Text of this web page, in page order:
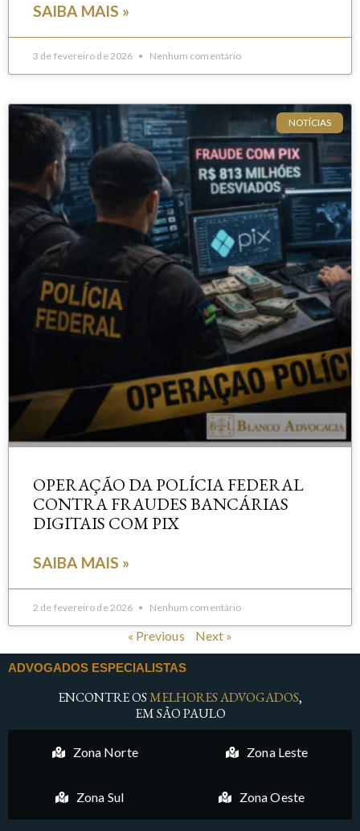
SAIBA MAIS »
3 de fevereiro de 2026 Nenhum comentário
NOTÍCIAS
OPERAÇÃO DA POLÍCIA FEDERAL
CONTRA FRAUDES BANCÁRIAS
DIGITAIS COM PIX
SAIBA MAIS »
2 de fevereiro de 2026 Nenhum comentário
« Previous Next »
ADVOGADOS ESPECIALISTAS
ENCONTRE OSMELHORES ADVOGADOS,
EM SÃO PAULO
Zona Norte Zona Leste
Zona Sul Zona Oeste